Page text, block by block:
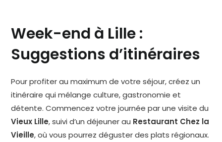
Week-end à Lille :
Suggestions d’itinéraires
Pour profiter au maximum de votre séjour, créez un
itinéraire qui mélange culture, gastronomie et
détente. Commencez votre journée par une visite du
Vieux Lille, suivi d’un déjeuner au Restaurant Chez la
Vieille, où vous pourrez déguster des plats régionaux.